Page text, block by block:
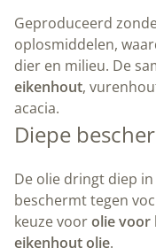
Geproduceerd
oplosmiddelen,
dier en milieu. De
eikenhout,
acacia.
Diepe
De olie dringt diep
beschermt tegen
keuze voorolie voor
eikenhout olie.